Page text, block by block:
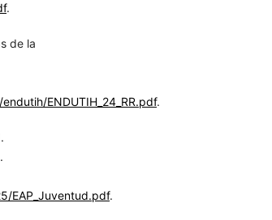
.
de la
ENDUTIH_24_RR.pdf.
EAP_Juventud.pdf.